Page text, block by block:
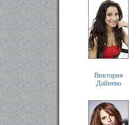
Виктория
Дайнеко